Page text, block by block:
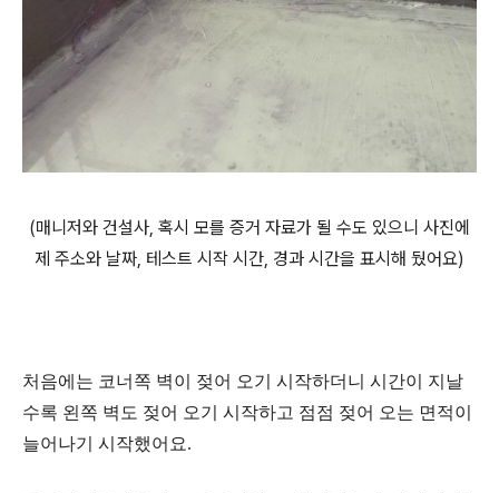
(매니저와 건설사, 혹시 모를 증거 자료가 될 수도 있으니 사진에
제 주소와 날짜, 테스트 시작 시간, 경과 시간을 표시해 뒀어요)
처음에는 코너쪽 벽이 젖어 오기 시작하더니 시간이 지날
수록 왼쪽 벽도 젖어 오기 시작하고 점점 젖어 오는 면적이
늘어나기 시작했어요.